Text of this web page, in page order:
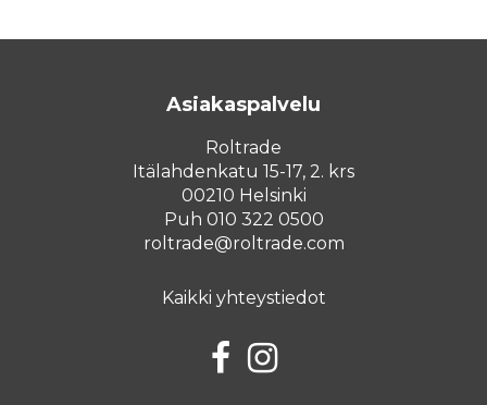
Asiakaspalvelu
Roltrade
Itälahdenkatu 15-17, 2. krs
00210 Helsinki
Puh 010 322 0500
roltrade@roltrade.com
Kaikki yhteystiedot
FacebookInstagram